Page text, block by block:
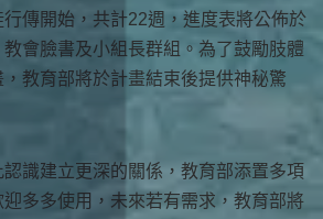
傳開始，共計22週，進度表將公佈於
會臉書及小組長群組。為了鼓勵肢體
教育部將於計畫結束後提供神秘驚
識建立更深的關係，教育部添置多項
多多使用，未來若有需求，教育部將